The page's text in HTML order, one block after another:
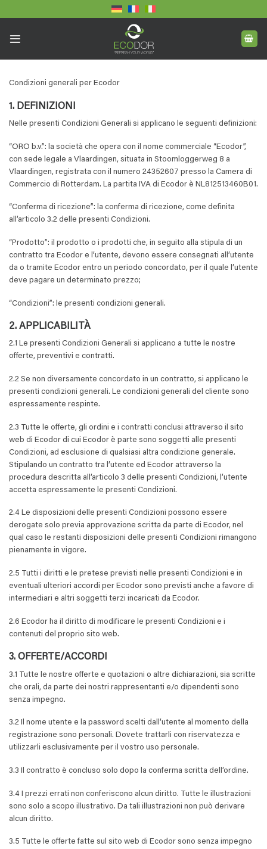
to
Condizioni generali per Ecodor
1. DEFINIZIONI
Nelle presenti Condizioni Generali si applicano le seguenti definizioni:
“ORO b.v.”: la società che opera con il nome commerciale “Ecodor”,
con sede legale a Vlaardingen, situata in Stoomloggerweg 8 a
Vlaardingen, registrata con il numero 24352607 presso la Camera di
Commercio di Rotterdam. La partita IVA di Ecodor è NL812513460B01.
“Conferma di ricezione”: la conferma di ricezione, come definita
all’articolo 3.2 delle presenti Condizioni.
“Prodotto”: il prodotto o i prodotti che, in seguito alla stipula di un
contratto tra Ecodor e l’utente, devono essere consegnati all’utente
da o tramite Ecodor entro un periodo concordato, per il quale l’utente
deve pagare un determinato prezzo;
“Condizioni”: le presenti condizioni generali.
2. APPLICABILITÀ
2.1 Le presenti Condizioni Generali si applicano a tutte le nostre
offerte, preventivi e contratti.
2.2 Se non diversamente concordato in un contratto, si applicano le
presenti condizioni generali. Le condizioni generali del cliente sono
espressamente respinte.
2.3 Tutte le offerte, gli ordini e i contratti conclusi attraverso il sito
web di Ecodor di cui Ecodor è parte sono soggetti alle presenti
Condizioni, ad esclusione di qualsiasi altra condizione generale.
Stipulando un contratto tra l’utente ed Ecodor attraverso la
procedura descritta all’articolo 3 delle presenti Condizioni, l’utente
accetta espressamente le presenti Condizioni.
2.4 Le disposizioni delle presenti Condizioni possono essere
derogate solo previa approvazione scritta da parte di Ecodor, nel
qual caso le restanti disposizioni delle presenti Condizioni rimangono
pienamente in vigore.
2.5 Tutti i diritti e le pretese previsti nelle presenti Condizioni e in
eventuali ulteriori accordi per Ecodor sono previsti anche a favore di
intermediari e altri soggetti terzi incaricati da Ecodor.
2.6 Ecodor ha il diritto di modificare le presenti Condizioni e i
contenuti del proprio sito web.
3. OFFERTE/ACCORDI
3.1 Tutte le nostre offerte e quotazioni o altre dichiarazioni, sia scritte
che orali, da parte dei nostri rappresentanti e/o dipendenti sono
senza impegno.
3.2 Il nome utente e la password scelti dall’utente al momento della
registrazione sono personali. Dovete trattarli con riservatezza e
utilizzarli esclusivamente per il vostro uso personale.
3.3 Il contratto è concluso solo dopo la conferma scritta dell’ordine.
3.4 I prezzi errati non conferiscono alcun diritto. Tutte le illustrazioni
sono solo a scopo illustrativo. Da tali illustrazioni non può derivare
alcun diritto.
3.5 Tutte le offerte fatte sul sito web di Ecodor sono senza impegno